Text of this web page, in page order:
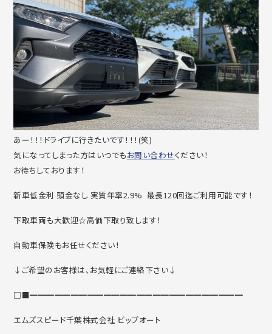
あー！！！ドライブに行きたいです！！！(笑)
気になってしまった方はいつでもお問い合わせください！
お待ちしております！
新車低金利 頭金なし 実質年率2.9% 最長120回迄ご利用可能です！
下取車両も大歓迎☆高価下取り致します！
自動車保険もお任せください！
↓ご希望のお客様は、お気軽にご連絡下さい↓
□■━━━━━━━━━━━━━━━━━━━━━━━━━━
エムズスピード千葉株式会社 ビップオート